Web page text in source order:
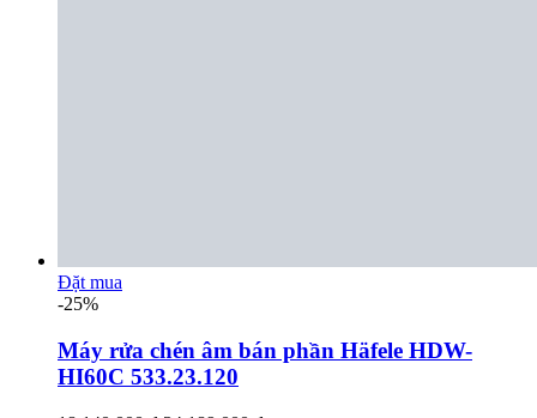
Đặt mua
-25%
Máy rửa chén âm bán phần Häfele HDW-
HI60C 533.23.120